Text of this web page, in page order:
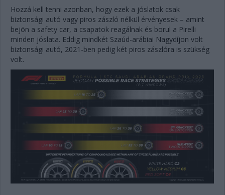
Hozzá kell tenni azonban, hogy ezek a jóslatok csak
biztonsági autó vagy piros zászló nélkül érvényesek – amint
bejön a safety car, a csapatok reagálnak és borul a Pirelli
minden jóslata. Eddig mindkét Szaúd-arábiai Nagydíjon volt
biztonsági autó, 2021-ben pedig két piros zászlóra is szükség
volt.